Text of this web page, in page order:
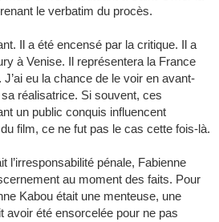
le verbatim du procès.
Il a été encensé par la critique. Il a
à Venise. Il représentera la France
eu la chance de le voir en avant-
réalisatrice. Si souvent, ces
un public conquis influencent
film, ce ne fut pas le cas cette fois-là.
l’irresponsabilité pénale, Fabienne
au moment des faits. Pour
Kabou était une menteuse, une
avoir été ensorcelée pour ne pas